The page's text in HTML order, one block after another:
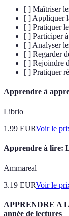
[ ] Maîtriser
[ ] Appliquer
[ ] Pratiquer
[ ] Participer
[ ] Analyser
[ ] Regarder
[ ] Rejoindre
[ ] Pratiquer
Apprendre à
Librio
1.99 EURVoir le
Apprendre à lire:
Ammareal
3.19 EURVoir le
APPRENDRE A
année de lectures